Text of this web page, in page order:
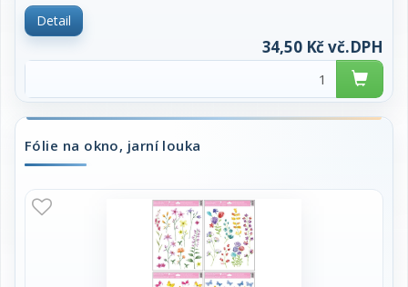
Vlastnosti:
Neobsahuje lepidlo – žádné zbytky, žádné
Přilne elektrostaticky – rychlá, čistá
aplikace bez nepořádku
sezóny
Transparentní provedení – motiv na průhledné
fólii
Detailně vyseknutý motiv – elegantní vzhled
Motiv podzimního listí v pestrých barvách vytvoří
útulnou atmosféru na oknech,
Detail
34,50 Kč vč.DPH
Fólie na okno, jarní louka